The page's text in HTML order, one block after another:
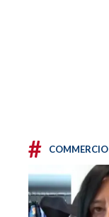
# COMMERCIO